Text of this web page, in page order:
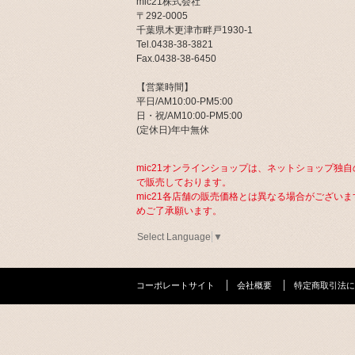
〒292-0005
千葉県木更津市畔戸1930-1
Tel.0438-38-3821
Fax.0438-38-6450
【営業時間】
平日/AM10:00-PM5:00
日・祝/AM10:00-PM5:00
(定休日)年中無休
mic21オンラインショップは、ネットショップ独自
で販売しております。
mic21各店舗の販売価格とは異なる場合がございま
めご了承願います。
Select Language ▼
コーポレートサイト 会社概要 特定商取引法